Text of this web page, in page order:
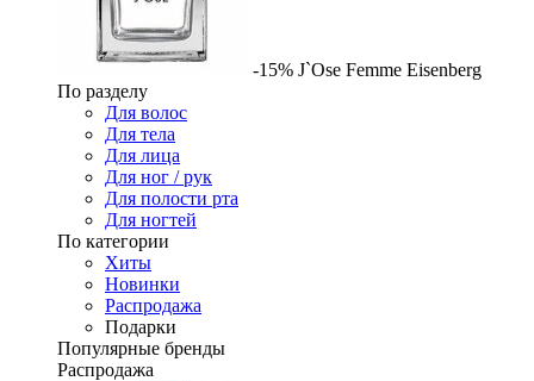
-15% J`Ose Femme Eisenberg
По разделу
Для волос
Для тела
Для лица
Для ног / рук
Для полости рта
Для ногтей
По категории
Хиты
Новинки
Распродажа
Подарки
Популярные бренды
Распродажа